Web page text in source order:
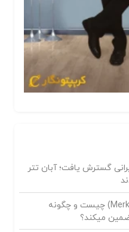
گسترش یافت؛ آبان تتر
درخت مرکل (Merkle Tree) چیست و چگونه
میکند؟